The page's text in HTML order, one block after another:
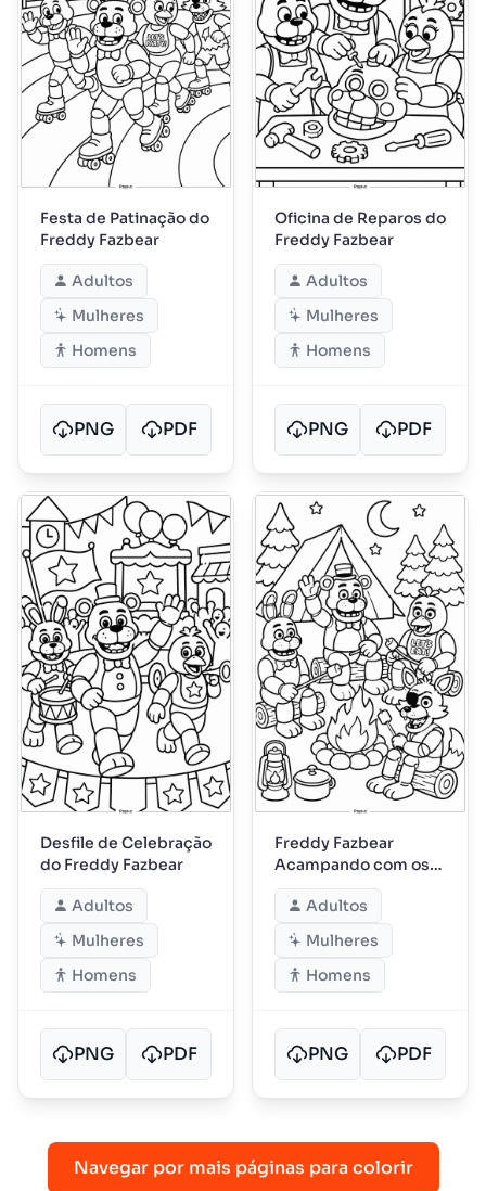
Festa de Patinação do
Freddy Fazbear
Adultos
Mulheres
Homens
PNG PDF
Oficina de Reparos do
Freddy Fazbear
Adultos
Mulheres
Homens
PNG PDF
Desfile de Celebração
do Freddy Fazbear
Adultos
Mulheres
Homens
PNG PDF
Freddy Fazbear
Acampando com os
Amigos
Adultos
Mulheres
Homens
PNG PDF
Navegar por mais páginas para colorir